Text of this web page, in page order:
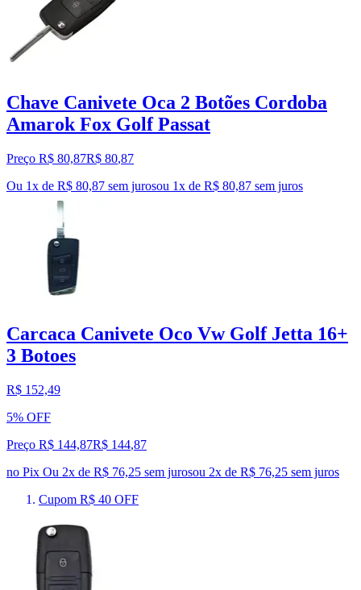
Chave Canivete Oca 2 Botões Cordoba
Amarok Fox Golf Passat
Preço R$ 80,87R$ 80,87
Ou 1x de R$ 80,87 sem jurosou 1x de R$ 80,87 sem juros
Carcaca Canivete Oco Vw Golf Jetta 16+
3 Botoes
R$ 152,49
5% OFF
Preço R$ 144,87R$ 144,87
no Pix Ou 2x de R$ 76,25 sem jurosou 2x de R$ 76,25 sem juros
Cupom R$ 40 OFF